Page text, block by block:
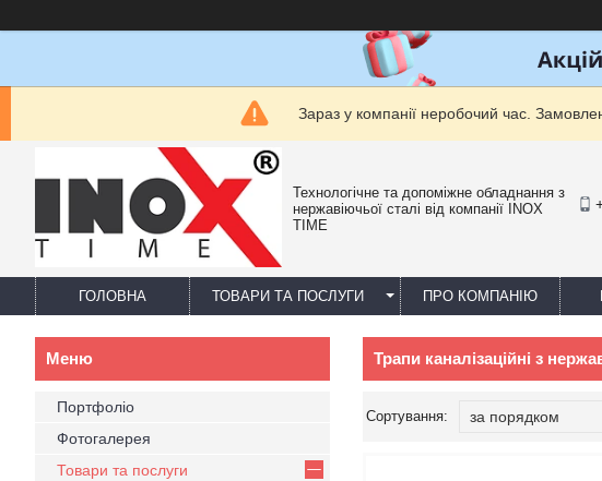
Зараз у компанії неробочий час.
Технологічне та допоміжне обладнання з
нержавіючьої сталі від компанії INOX
TIME
ГОЛОВНА ТОВАРИ ТА ПОСЛУГИ ПРО КОМПАНІЮ
Трапи каналізаційні з
Портфоліо
Фотогалерея
Товари та послуги